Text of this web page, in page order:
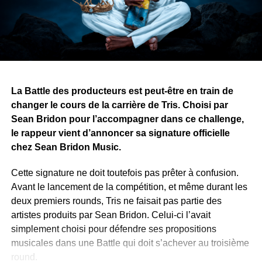
et l’art peuvent les rassembler.
Avec ce projet, Yvy Real Killer démontre que son talent
ne se limite pas à la musique. Alors que le premier tome
au public.
WhatsApp
Facebook
X Telegram
Email
>>
La Battle des producteurs est peut-être en train de
changer le cours de la carrière de Tris. Choisi par
Sean Bridon pour l’accompagner dans ce challenge,
le rappeur vient d’annoncer sa signature officielle
chez Sean Bridon Music.
Cette signature ne doit toutefois pas prêter à confusion.
Avant le lancement de la compétition, et même durant les
deux premiers rounds, Tris ne faisait pas partie des
artistes produits par Sean Bridon. Celui-ci l’avait
simplement choisi pour défendre ses propositions
musicales dans une Battle qui doit s’achever au troisième
round.